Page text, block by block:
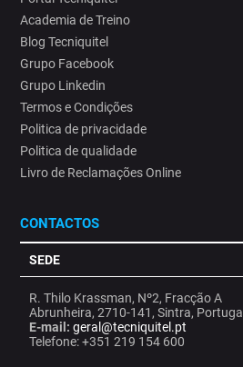
Academia de Treino
Blog Tecniquitel
Grupo Facebook
Grupo Linkedin
Termos e Condições
Politica de privacidade
Politica de qualidade
Livro de Reclamações Online
CONTACTOS
SEDE
R. Thilo Krassman, Nº2, Fracção A
Abrunheira, 2710-141, Sintra, Portugal
E-mail: geral@tecniquitel.pt
Telefone: +351 219 154 600